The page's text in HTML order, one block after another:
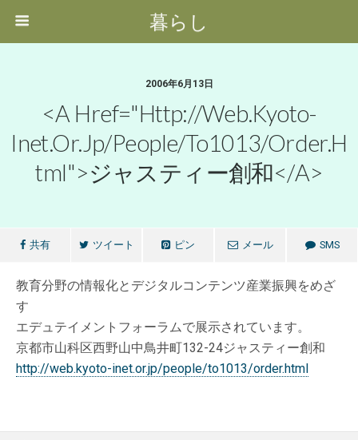
暮らし
2006年6月13日
<a Href="http://web.kyoto-
Inet.or.jp/people/to1013/order.h
Tml">ジャスティー創和</a>
共有 ツイート ピン メール SMS
教育分野の情報化とデジタルコンテンツ産業振興をめざ
す
エデュテイメントフォーラムで展示されています。
京都市山科区西野山中鳥井町132-24ジャスティー創和
http://web.kyoto-inet.or.jp/people/to1013/order.html